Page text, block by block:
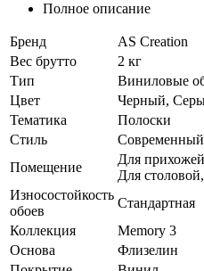
Полное описание
Бренд
AS Creation
Вес брутто
2 кг
Тип
Виниловые
Цвет
Черный,
Тематика
Полоски
Стиль
Современный
Помещение
Для
Для
Износостойкость
обоев
Стандартная
Коллекция
Memory 3
Основа
Флизелин